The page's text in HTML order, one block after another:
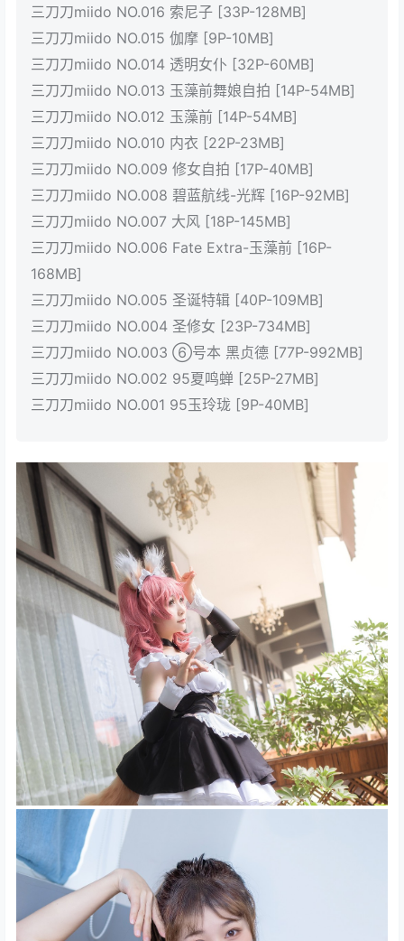
三刀刀miido NO.016 索尼子 [33P-128MB]
三刀刀miido NO.015 伽摩 [9P-10MB]
三刀刀miido NO.014 透明女仆 [32P-60MB]
三刀刀miido NO.013 玉藻前舞娘自拍 [14P-54MB]
三刀刀miido NO.012 玉藻前 [14P-54MB]
三刀刀miido NO.010 内衣 [22P-23MB]
三刀刀miido NO.009 修女自拍 [17P-40MB]
三刀刀miido NO.008 碧蓝航线-光辉 [16P-92MB]
三刀刀miido NO.007 大风 [18P-145MB]
三刀刀miido NO.006 Fate Extra-玉藻前 [16P-
168MB]
三刀刀miido NO.005 圣诞特辑 [40P-109MB]
三刀刀miido NO.004 圣修女 [23P-734MB]
三刀刀miido NO.003 ⑥号本 黑贞德 [77P-992MB]
三刀刀miido NO.002 95夏鸣蝉 [25P-27MB]
三刀刀miido NO.001 95玉玲珑 [9P-40MB]